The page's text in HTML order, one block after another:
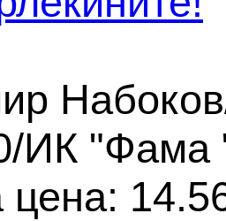
ИК "Фама